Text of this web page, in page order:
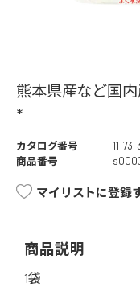
熊本県産など国
*
カタログ番号
11-73-
商品番号
マイリストに登録
商品説明
1袋